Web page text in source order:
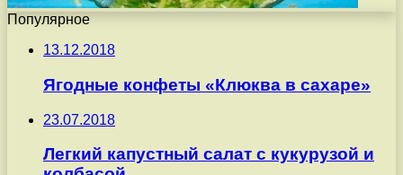
Популярное
13.12.2018
Ягодные конфеты «Клюква в сахаре»
23.07.2018
Легкий капустный салат с кукурузой и